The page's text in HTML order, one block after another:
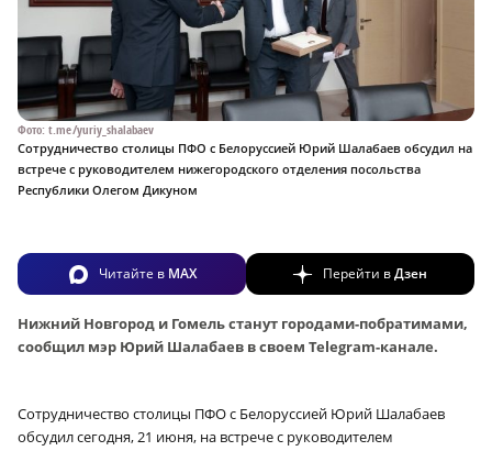
Фото: t.me/yuriy_shalabaev
Сотрудничество столицы ПФО с Белоруссией Юрий Шалабаев обсудил на
встрече с руководителем нижегородского отделения посольства
Республики Олегом Дикуном
Читайте в MAX Перейти вДзен
Нижний Новгород и Гомель станут городами-побратимами,
сообщил мэр Юрий Шалабаев в своем Telegram-канале.
Сотрудничество столицы ПФО с Белоруссией Юрий Шалабаев
обсудил сегодня, 21 июня, на встрече с руководителем